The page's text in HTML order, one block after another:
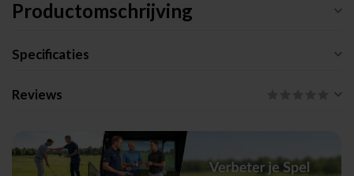
Productomschrijving
Specificaties
Reviews